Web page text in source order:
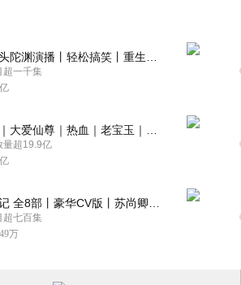
超一千集
量超19.9亿
超七百集
万